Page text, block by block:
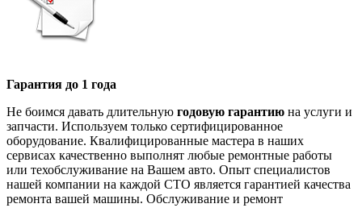
Гарантия до 1 года
Не боимся давать длительную годовую гарантию на услуги и
запчасти. Используем только сертифицированное
оборудование. Квалифицированные мастера в наших
сервисах качественно выполнят любые ремонтные работы
или техобслуживание на Вашем авто. Опыт специалистов
нашей компании на каждой СТО является гарантией качества
ремонта вашей машины. Обслуживание и ремонт